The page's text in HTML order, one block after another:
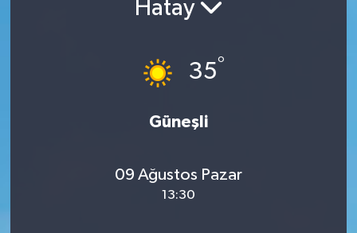
Hatay
35°
Güneşli
09 Ağustos Pazar
13:30